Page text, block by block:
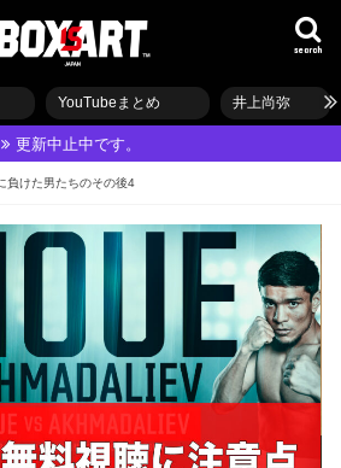
search
YouTubeまとめ 井上尚弥
更新中止中です。
負けた男たちのその後4